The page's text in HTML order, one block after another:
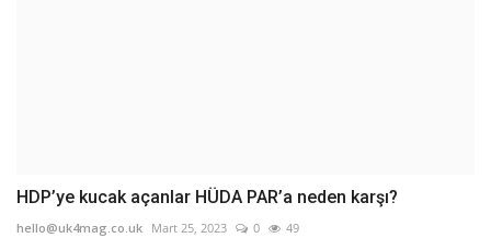
HDP’ye kucak açanlar HÜDA PAR’a neden karşı?
hello@uk4mag.co.uk Mart 25, 2023 0 49